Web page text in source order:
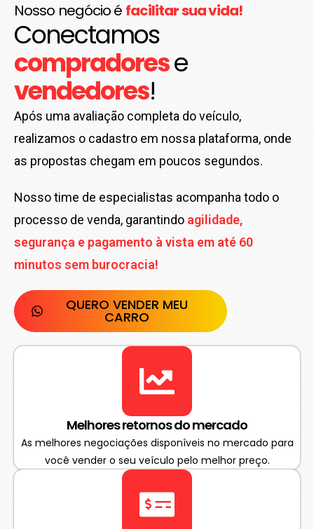
Nosso negócio é facilitar sua vida!
Conectamos
compradorese
vendedores!
Após uma avaliação completa do veículo,
realizamos o cadastro em nossa plataforma, onde
as propostas chegam em poucos segundos.
Nosso time de especialistas acompanha todo o
processo de venda, garantindo agilidade,
segurança e pagamento à vista em até 60
minutos sem burocracia!
QUERO VENDER MEU
CARRO
Melhores retornos do mercado
As melhores negociações disponíveis no mercado para
você vender o seu veículo pelo melhor preço.